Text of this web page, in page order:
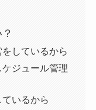
しているから
ジュール管理
いるから